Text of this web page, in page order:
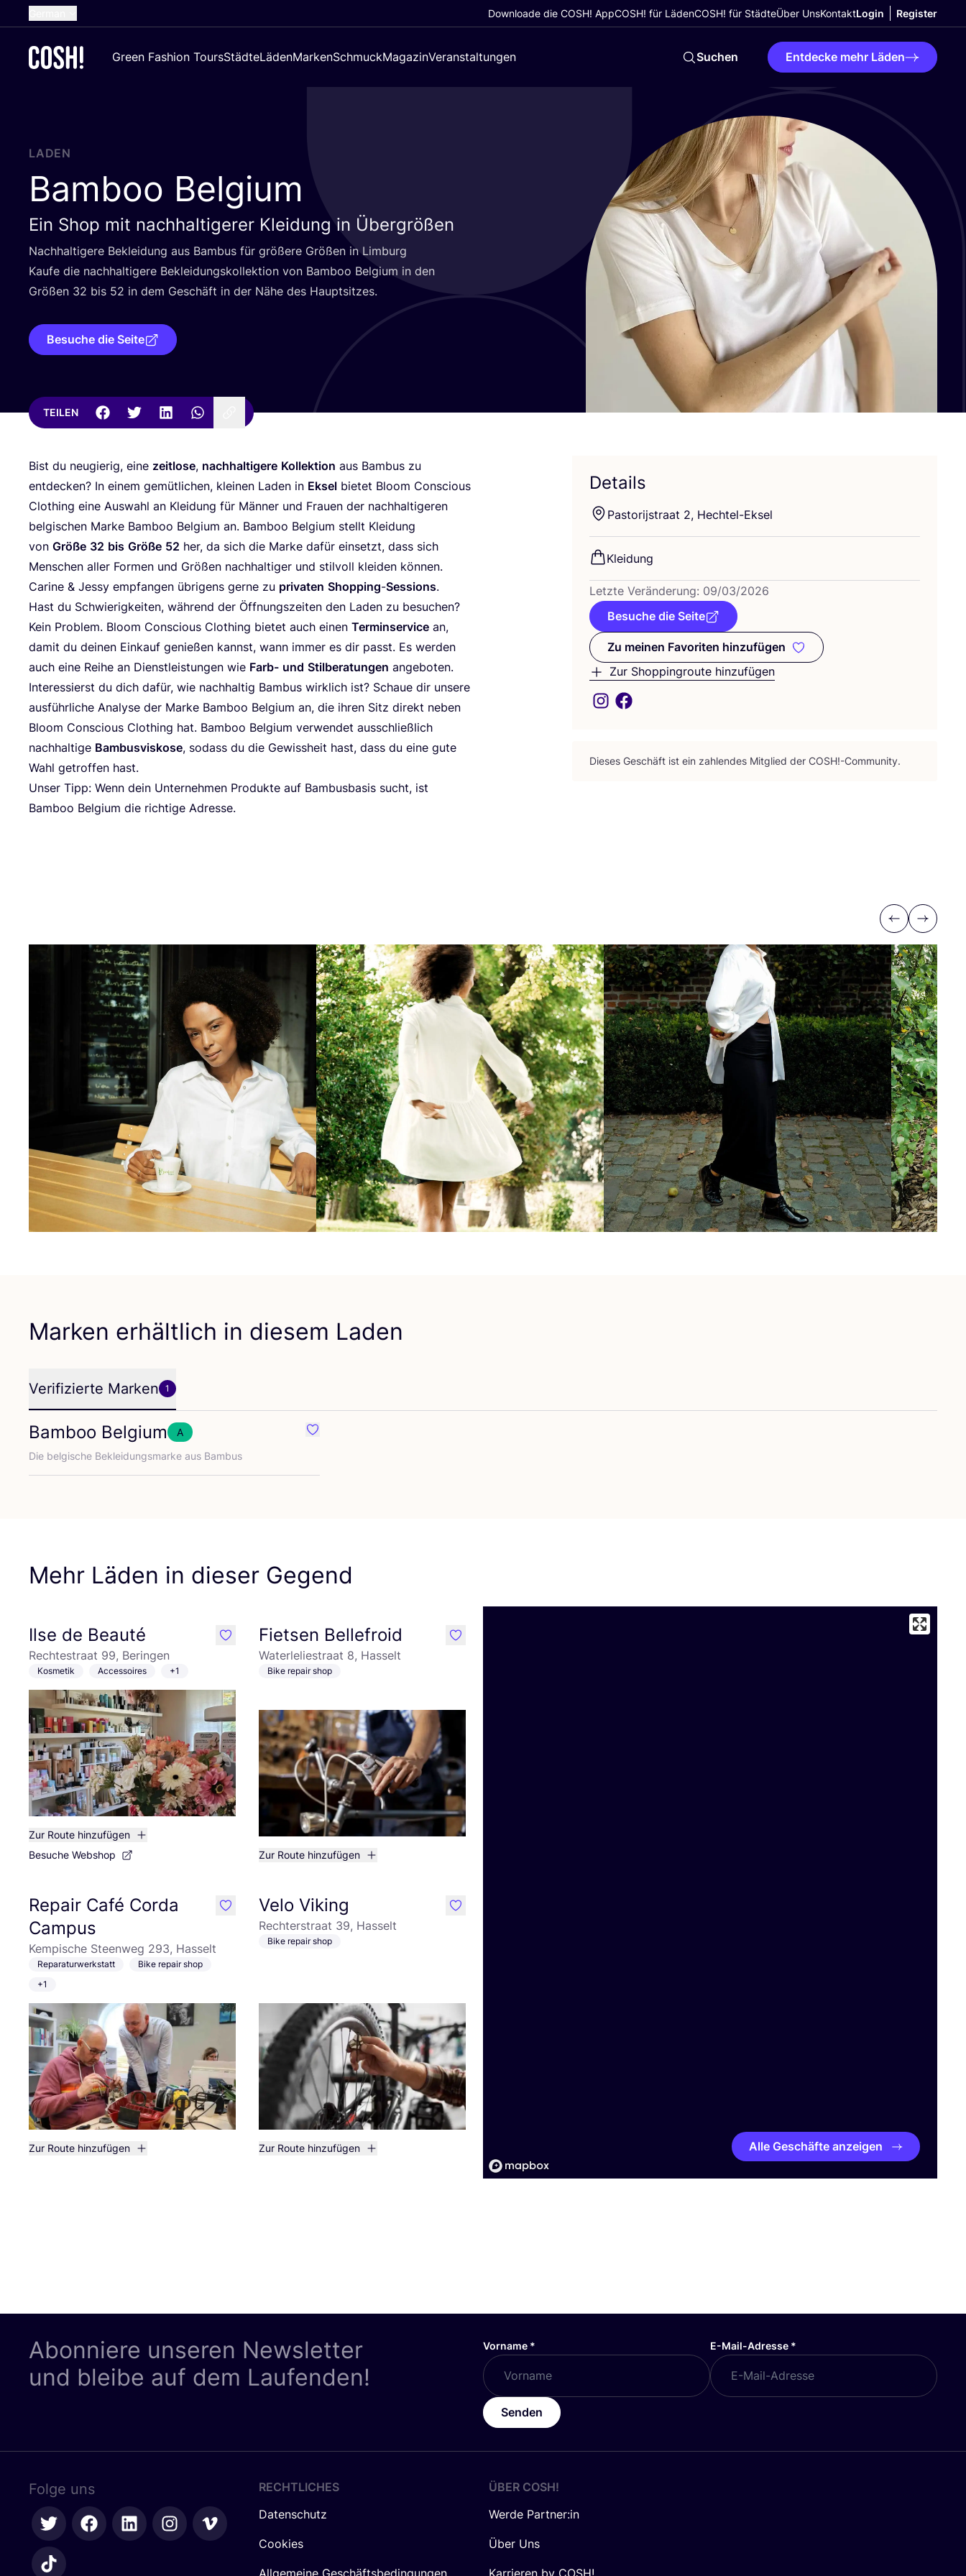
Dutch
Croatian
Downloade die COSH! AppCOSH! für LädenCOSH! für StädteÜber UnsKontaktLogin Register
Green Fashion ToursStädteLädenMarkenSchmuckMagazinVeranstaltungen Suchen Entdecke mehr Läden
LADEN
Bamboo Belgium
Ein Shop mit nachhaltigerer Kleidung in Übergrößen
Nach­hal­ti­ge­re Beklei­dung aus Bam­bus für grö­ße­re Grö­ßen in Limburg
Kau­fe die nach­hal­ti­ge­re Beklei­dungs­kol­lek­ti­on von Bam­boo Bel­gi­um in den
Grö­ßen 32 bis 52 in dem Geschäft in der Nähe des Hauptsitzes.
Besuche die Seite
TEILEN
Bist du neu­gie­rig, eine zeit­lo­se, nach­hal­ti­ge­re Kol­lek­ti­on aus Bam­bus zu
ent­de­cken? In einem gemüt­li­chen, klei­nen Laden in Eksel bie­tet Bloom Con­scious
Clot­hing eine Aus­wahl an Klei­dung für Män­ner und Frau­en der nach­hal­ti­ge­ren
bel­gi­schen Mar­ke Bam­boo Bel­gi­um an. Bam­boo Bel­gi­um stellt Klei­dung
von Grö­ße 32 bis Grö­ße 52 her, da sich die Mar­ke dafür ein­setzt, dass sich
Men­schen aller For­men und Grö­ßen nach­hal­ti­ger und stil­voll klei­den kön­nen.
Cari­ne & Jes­sy emp­fan­gen übri­gens ger­ne zu pri­va­ten Shop­ping-Ses­si­ons.
Hast du Schwie­rig­kei­ten, wäh­rend der Öff­nungs­zei­ten den Laden zu besu­chen?
Kein Pro­blem. Bloom Con­scious Clot­hing bie­tet auch einen Ter­min­ser­vice an,
damit du dei­nen Ein­kauf genie­ßen kannst, wann immer es dir passt. Es wer­den
auch eine Rei­he an Dienst­leis­tun­gen wie Farb- und Stil­be­ra­tun­gen angeboten.
Inter­es­sierst du dich dafür, wie nach­hal­tig Bam­bus wirk­lich ist? Schaue dir unse­re
aus­führ­li­che Ana­ly­se der Mar­ke Bam­boo Bel­gi­um an, die ihren Sitz direkt neben
Bloom Con­scious Clot­hing hat. Bam­boo Bel­gi­um ver­wen­det aus­schließ­lich
nach­hal­ti­ge Bam­bus­vis­ko­se, sodass du die Gewiss­heit hast, dass du eine gute
Wahl getrof­fen hast.
Unser Tipp: Wenn dein Unter­neh­men Pro­duk­te auf Bam­bus­ba­sis sucht, ist
Bam­boo Bel­gi­um die rich­ti­ge Adresse.
Details
Pas­to­r­ijs­tra­at 2, Hechtel-Eksel
Klei­dung
Letz­te Ver­än­de­rung: 09/03/2026
Besuche die Seite
Zu meinen Favoriten hinzufügen
Zu meinen Favoriten hinzufügen
Zur Shoppingroute hinzufügen
Die­ses Geschäft ist ein zah­len­des Mit­glied der COSH!-Community.
Previous
Next
Marken erhältlich in diesem Laden
Verifizierte Marken 1
Bamboo Belgium
A
Die bel­gi­sche Beklei­dungs­mar­ke aus Bambus
Favorit Bamboo Belgium
Mehr Läden in dieser Gegend
Ilse de Beauté
Rechtestraat 99, Beringen
Kosmetik Accessoires +1
Zur Route hinzufügen
Besuche Webshop
like Fietsen Bellefroid
Waterleliestraat 8, Hasselt
Bike repair shop
Zur Route hinzufügen
like
Repair Café Corda
Campus
Kempische Steenweg 293, Hasselt
Reparaturwerkstatt
Bike repair shop
+1
Zur Route hinzufügen
like Velo Viking
Rechterstraat 39, Hasselt
Bike repair shop
Zur Route hinzufügen
like
Alle Geschäfte anzeigen
Abonniere unseren Newsletter
und bleibe auf dem Laufenden!
Vorname * E-Mail-Adresse *
Senden
Folge uns
RECHTLICHES
Datenschutz
Cookies
Allgemeine Geschäftsbedingungen
ÜBER COSH!
Werde Partner:in
Über Uns
Karrieren by COSH!